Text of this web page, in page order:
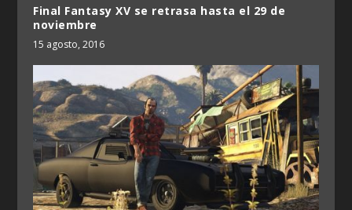
Final Fantasy XV se retrasa hasta el 29 de
noviembre
15 agosto, 2016